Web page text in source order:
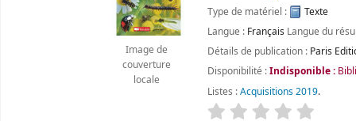
Image de
couverture
locale
Type de matériel :
Texte
Langue : Français Langue du
Détails de publication : Paris
Disponibilité :Indisponible :
Listes :Acquisitions 2019.
évaluation